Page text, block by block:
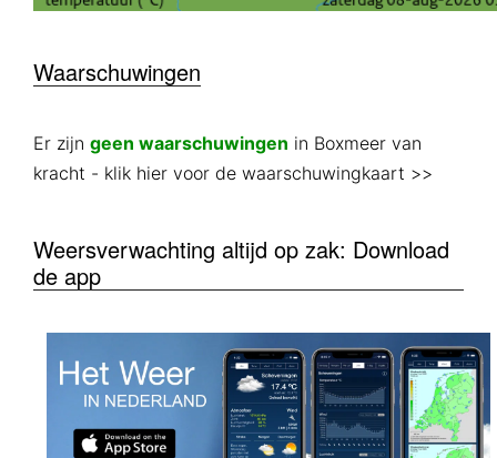
Waarschuwingen
Er zijn geen waarschuwingen in Boxmeer van
kracht - klik hier voor de waarschuwingkaart >>
Weersverwachting altijd op zak: Download
de app